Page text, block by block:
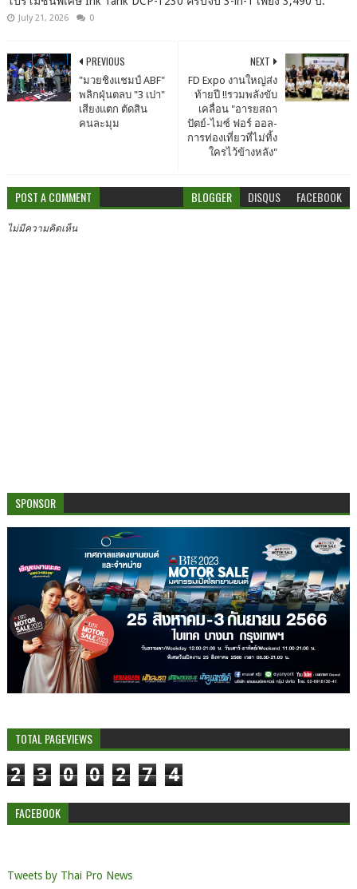
July 21, 2026 0
NEXT
FD Expo งานใหญ่ส่ง
ท้ายปี !!รวมพลังขับ
เคลื่อน "อารยสถา
ปัตย์-ไมซ์ ฟอร์ ออล-
การท่องเที่ยวที่ไม่ทิ้ง
ใครไว้ข้างหลัง"
PREVIOUS
"มวยชิงแชมป์ ABF"
พลิกฝุ่นตลบ "3 เปา"
เสียงแตก ตัดสิน
คนละมุม
POST A COMMENT BLOGGER DISQUS FACEBOOK
ไม่มีความคิดเห็น
SPONSOR
TOTAL PAGEVIEWS
2 3 0 0 2 7 4
FACEBOOK
Tweets by Thai Pro News